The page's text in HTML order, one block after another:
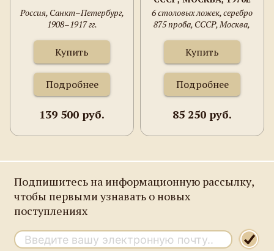
Россия, Санкт–Петербург,
1908–1917 гг.
Купить
Подробнее
139 500 руб.
ГГ. 426.5 ГРАММ,
217ММ.
6 столовых ложек, серебро
875 проба, СССР, Москва,
Купить
Подробнее
85 250 руб.
Подпишитесь на информационную рассылку,
чтобы первыми узнавать о новых
поступлениях